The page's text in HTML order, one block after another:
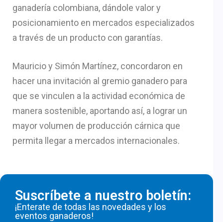
ganadería colombiana, dándole valor y
posicionamiento en mercados especializados
a través de un producto con garantías.
Mauricio y Simón Martínez, concordaron en
hacer una invitación al gremio ganadero para
que se vinculen a la actividad económica de
manera sostenible, aportando así, a lograr un
mayor volumen de producción cárnica que
permita llegar a mercados internacionales.
Suscríbete a nuestro boletín:
¡Enterate de todas las novedades y los
eventos ganaderos!